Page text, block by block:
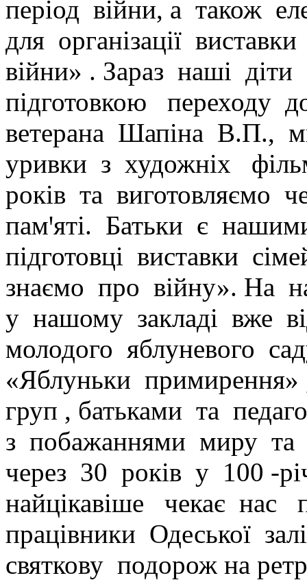
період війни, а також
для організації
війни» . Зараз наші діти
підготовкою переходу
ветерана Шапіна В.П.,
уривки з художніх
років та виготовляємо
памꞌяті. Батьки є
підготовці виставки
знаємо про війну». На
у нашому закладі вже
молодого яблуневого
«Яблуньки
груп , батьками та
з побажаннями миру та
через 30 років у 100 -
найцікавіше чекає нас
працівники Одеської
святкову подорож на